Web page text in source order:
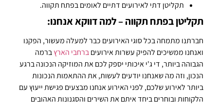
תקליטן דתי לאירועים דתיים לאומים בפתח תקווה.
תקליטן בפתח תקווה – למה דווקא אנחנו:
חברתנו מתמחה בכל סוגי האירועים כבר למעלה מעשור, הפקנו
ואנחנו ממשיכים להפיק עשרות אירועיםברחבי הארץברמה
הגבוהה ביותר, די ג'י איכותי יספק לכם את המוזיקה הנכונה ברגע
הנכון, וזה מה שאנחנו יודעים לעשות, את ההתאמות הנכונות
ביותר לאירוע שלכם, לפני האירוע אנחנו מבצעים פגישת ייעוץ עם
הלקוחות ובוחרים ביחד איתם את השירים והסגנונות האהובים